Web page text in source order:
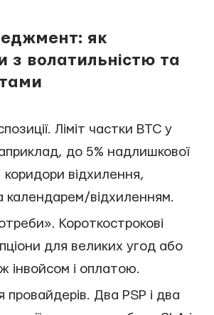
як
з волатильністю та
Ліміт частки BTC у
до 5% надлишкової
коридори відхилення,
календарем/відхиленням.
Короткострокові
для великих угод або
інвойсом і оплатою.
Два PSP і два